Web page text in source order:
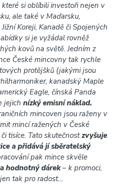
které si oblíbili investoři nejen v
ale také v Maďarsku,
Koreji, Kanadě či Spojených
si je vyžádal rovněž
kovů na světě. Jedním z
České mincovny tak rychle
protějšků (jakými jsou
kanadský Maple
Eagle, čínská Panda
jejich nízký emisní náklad.
mincoven jsou raženy v
mincí ražených v České
tisíce. Tato skutečnostzvyšuje
a přidává jí sběratelský
pak mince skvěle
hodnotný dárek– k promoci,
tak pro radost…